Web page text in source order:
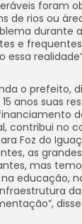
foram
de rios ou
durante
e
essa
o prefeito,
anos suas
contribui no
Foz do
as
mas
educação,
da